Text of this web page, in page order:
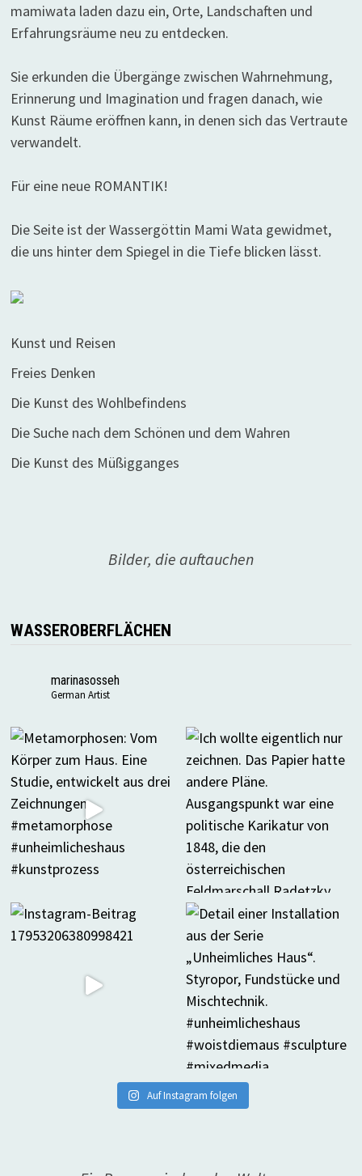
mamiwata laden dazu ein, Orte, Landschaften und
Erfahrungsräume neu zu entdecken.
Sie erkunden die Übergänge zwischen Wahrnehmung,
Erinnerung und Imagination und fragen danach, wie
Kunst Räume eröffnen kann, in denen sich das Vertraute
verwandelt.
Für eine neue ROMANTIK!
Die Seite ist der Wassergöttin Mami Wata gewidmet,
die uns hinter dem Spiegel in die Tiefe blicken lässt.
Kunst und Reisen
Freies Denken
Die Kunst des Wohlbefindens
Die Suche nach dem Schönen und dem Wahren
Die Kunst des Müßigganges
Bilder, die auftauchen
WASSEROBERFLÄCHEN
marinasosseh
German Artist
Auf Instagram folgen